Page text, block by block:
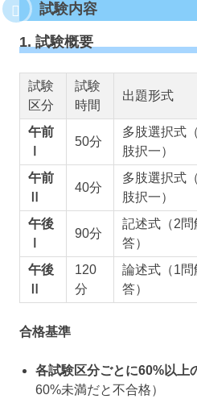
試験内容
1. 試験概要
試験
区分
試験
時間
出題形式
午前
50分
多肢選択式
肢択一）
午前
40分
多肢選択式
肢択一）
午後
90分
記述式（2問
答）
午後
120
分
論述式（1問
答）
合格基準
各試験区分ごとに60%以上
60%未満だと不合格）